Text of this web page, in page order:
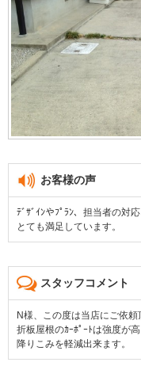
お客様の声
ﾃﾞｻﾞｲﾝやﾌﾟﾗﾝ、担当者の対
とても満足しています。
スタッフコメント
N様、この度は当店にご依頼
折板屋根のｶｰﾎﾟｰﾄは強度が
降りこみを軽減出来ます。